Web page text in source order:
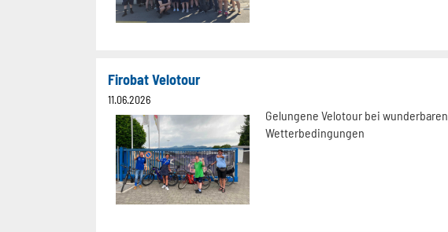
Firobat Velotour
11.06.2026
Gelungene Velotour bei wunderbaren
Wetterbedingungen